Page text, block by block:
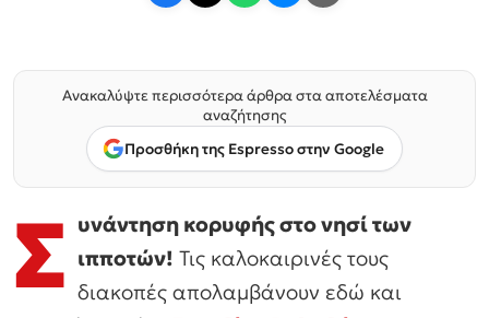
Ανακαλύψτε περισσότερα άρθρα στα αποτελέσματα
αναζήτησης
Προσθήκη της Espresso στην Google
Σ υνάντηση κορυφής στο νησί των
ιπποτών! Τις καλοκαιρινές τους
διακοπές απολαμβάνουν εδώ και